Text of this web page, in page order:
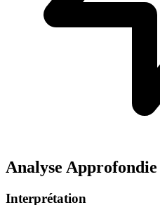
Analyse Approfondie
Interprétation